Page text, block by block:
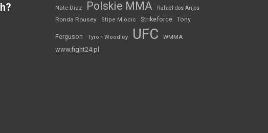
Nate Diaz Polskie MMA Rafael dos Anjos
Ronda Rousey Stipe Miocic Strikeforce Tony
Ferguson Tyron Woodley UFC WMMA
www.fight24.pl